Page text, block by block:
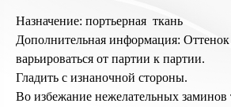
Назначение: портьерная ткань
Дополнительная информация:
варьироваться от партии к партии.
Гладить с изнаночной стороны.
Во избежание нежелательных заминов